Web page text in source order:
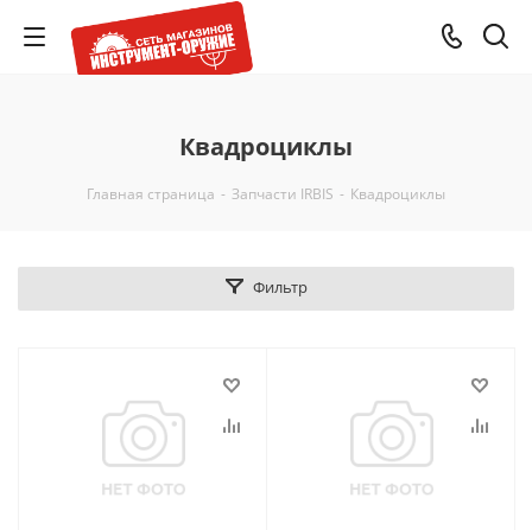
Квадроциклы
Главная страница - Запчасти IRBIS - Квадроциклы
Фильтр